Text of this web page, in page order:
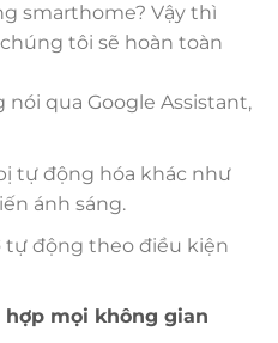
smarthome? Vậy thì
tôi sẽ hoàn toàn
qua Google Assistant,
tự động hóa khác như
ánh sáng.
tự động theo điều kiện
hợp mọi không gian